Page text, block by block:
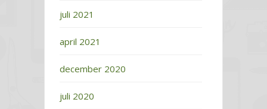
juli 2021
april 2021
december 2020
juli 2020